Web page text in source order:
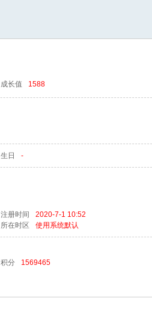
成长值 1588
生日 -
注册时间 2020-7-1 10:52
所在时区 使用系统默认
积分 1569465